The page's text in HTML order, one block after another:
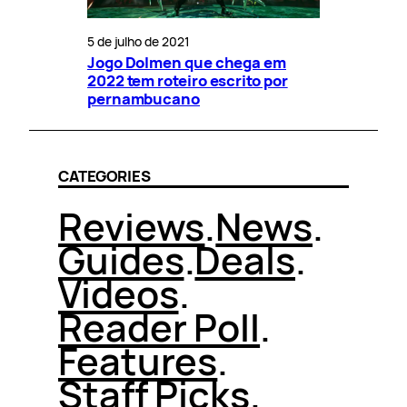
5 de julho de 2021
Jogo Dolmen que chega em
2022 tem roteiro escrito por
pernambucano
CATEGORIES
Reviews.News.
Guides.Deals.
Videos.
Reader Poll.
Features.
Staff Picks.